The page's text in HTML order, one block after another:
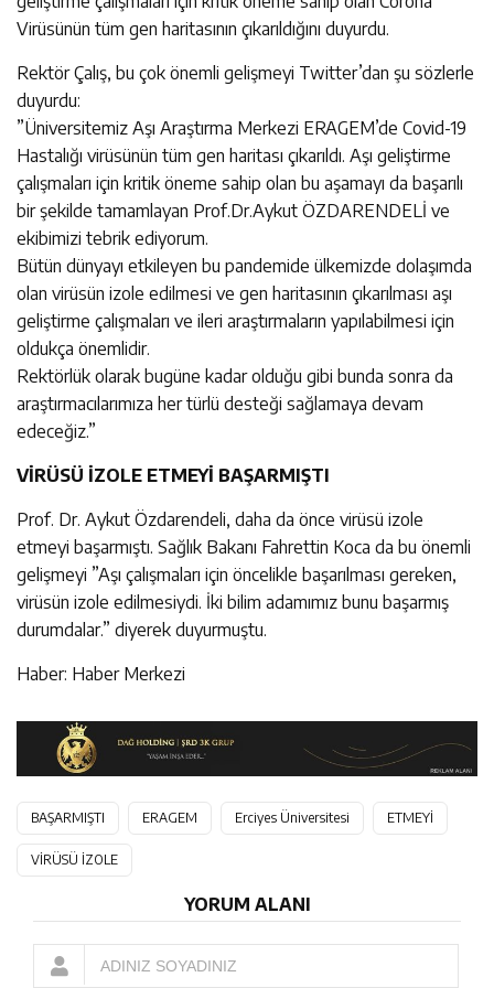
Virüsünün tüm gen haritasının çıkarıldığını duyurdu.
Rektör Çalış, bu çok önemli gelişmeyi Twitter’dan şu sözlerle
duyurdu:
”Üniversitemiz Aşı Araştırma Merkezi ERAGEM’de Covid-19
Hastalığı virüsünün tüm gen haritası çıkarıldı. Aşı geliştirme
çalışmaları için kritik öneme sahip olan bu aşamayı da başarılı
bir şekilde tamamlayan Prof.Dr.Aykut ÖZDARENDELİ ve
ekibimizi tebrik ediyorum.
Bütün dünyayı etkileyen bu pandemide ülkemizde dolaşımda
olan virüsün izole edilmesi ve gen haritasının çıkarılması aşı
geliştirme çalışmaları ve ileri araştırmaların yapılabilmesi için
oldukça önemlidir.
Rektörlük olarak bugüne kadar olduğu gibi bunda sonra da
araştırmacılarımıza her türlü desteği sağlamaya devam
edeceğiz.”
VİRÜSÜ İZOLE ETMEYİ BAŞARMIŞTI
Prof. Dr. Aykut Özdarendeli, daha da önce virüsü izole
etmeyi başarmıştı. Sağlık Bakanı Fahrettin Koca da bu önemli
gelişmeyi ”Aşı çalışmaları için öncelikle başarılması gereken,
virüsün izole edilmesiydi. İki bilim adamımız bunu başarmış
durumdalar.” diyerek duyurmuştu.
Haber: Haber Merkezi
BAŞARMIŞTI ERAGEM Erciyes Üniversitesi ETMEYİ
VİRÜSÜ İZOLE
YORUM ALANI